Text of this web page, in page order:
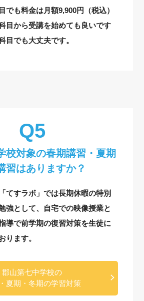
でも料金は月額9,900円（税込）
目から受講を始めても良いです
目でも大丈夫です。
校対象の春期講習・夏期
習はありますか？
てすラボ」では長期休暇の特別
強として、自宅での映像授業と
導で前学期の復習対策を生徒に
ります。
郡山第七中学校の
夏期・冬期の学習対策